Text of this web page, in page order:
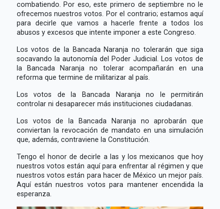
combatiendo. Por eso, este primero de septiembre no le
ofrecemos nuestros votos. Por el contrario; estamos aquí
para decirle que vamos a hacerle frente a todos los
abusos y excesos que intente imponer a este Congreso.
Los votos de la Bancada Naranja no tolerarán que siga
socavando la autonomía del Poder Judicial. Los votos de
la Bancada Naranja no tolerar acompañarán en una
reforma que termine de militarizar al país.
Los votos de la Bancada Naranja no le permitirán
controlar ni desaparecer más instituciones ciudadanas.
Los votos de la Bancada Naranja no aprobarán que
conviertan la revocación de mandato en una simulación
que, además, contraviene la Constitución.
Tengo el honor de decirle a las y los mexicanos que hoy
nuestros votos están aquí para enfrentar al régimen y que
nuestros votos están para hacer de México un mejor país.
Aquí están nuestros votos para mantener encendida la
esperanza.